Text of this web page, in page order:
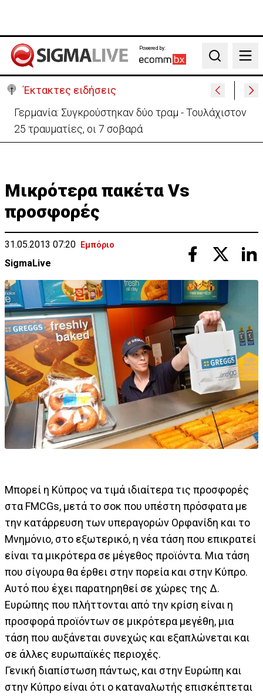
Powered by:
Search
Έκτακτες ειδήσεις
Αυτά είναι τα νέα Διοικητικά Συμβούλια των
Ημικρατικών Οργανισμών
Μικρότερα πακέτα Vs
προσφορές
31.05.2013 07:20 Εμπόριο
SigmaLive
Μπορεί η Κύπρος να τιμά ιδιαίτερα τις προσφορές
στα FMCGs, μετά το σοκ που υπέστη πρόσφατα με
την κατάρρευση των υπεραγορών Ορφανίδη και το
Μνημόνιο, στο εξωτερικό, η νέα τάση που επικρατεί
είναι τα μικρότερα σε μέγεθος προϊόντα. Μια τάση
που σίγουρα θα έρθει στην πορεία και στην Κύπρο.
Αυτό που έχει παρατηρηθεί σε χώρες της Δ.
Ευρώπης που πλήττονται από την κρίση είναι η
προσφορά προϊόντων σε μικρότερα μεγέθη, μια
τάση που αυξάνεται συνεχώς και εξαπλώνεται και
σε άλλες ευρωπαϊκές περιοχές.
Γενική διαπίστωση πάντως, και στην Ευρώπη και
στην Κύπρο είναι ότι ο καταναλωτής επισκέπτεται